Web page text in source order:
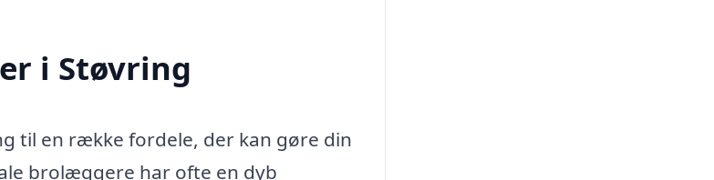
i Støvring
til en række fordele, der kan gøre din
brolæggere har ofte en dyb